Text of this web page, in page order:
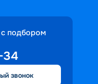
подбором
34
звонок